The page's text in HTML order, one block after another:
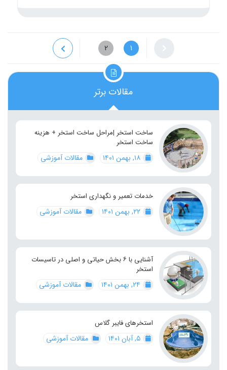
1
2
مقالات برتر
ساخت استخر |مراحل ساخت استخر + هزینه
ساخت استخر
مقالات آموزشی
خدمات تعمیر و نگهداری استخر
مقالات آموزشی
آشنایی با ۶ بخش حیاتی و اصلی در تاسیسات
استخر
مقالات آموزشی
استخرهای فایبر گلاس
مقالات آموزشی